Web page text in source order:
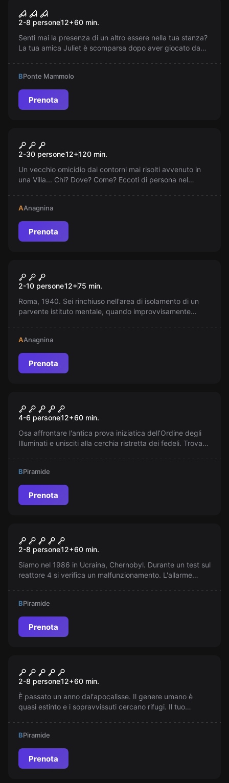
Ouija
2-8 persone12+60 min.
Senti mai la presenza di un altro essere nella tua stanza?
La tua amica Juliet è scomparsa dopo aver giocato da
BPonte Mammolo
Prenota
Cluedo 4 Roma
2-30 persone12+120 min.
Un vecchio omicidio dai contorni mai risolti avvenuto in
una Villa... Chi? Dove? Come? Eccoti di persona nel
AAnagnina
Prenota
Prison Break
2-10 persone12+75 min.
Roma, 1940. Sei rinchiuso nell'area di isolamento di un
parvente istituto mentale, quando improvvisamente
AAnagnina
Prenota
Il Cammino Degli Illuminati
4-6 persone12+60 min.
Osa affrontare l'antica prova iniziatica dell’Ordine degli
Illuminati e unisciti alla cerchia ristretta dei fedeli. Trova
BPiramide
Prenota
Chernobyl Disastro Nucleare
2-8 persone12+60 min.
Siamo nel 1986 in Ucraina, Chernobyl. Durante un test sul
reattore 4 si verifica un malfunzionamento. L'allarme
BPiramide
Prenota
Walking Death
2-8 persone12+60 min.
È passato un anno dal'apocalisse. Il genere umano è
quasi estinto e i sopravvissuti cercano rifugi. Il tuo
BPiramide
Prenota